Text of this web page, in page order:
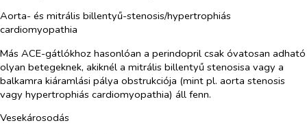
Aorta- és mitrális billentyű-stenosis/hypertrophiás
cardiomyopathia
Más ACE-gátlókhoz hasonlóan a perindopril csak óvatosan adható
olyan betegeknek, akiknél a mitrális billentyű stenosisa vagy a
balkamra kiáramlási pálya obstrukciója (mint pl. aorta stenosis
vagy hypertrophiás cardiomyopathia) áll fenn.
Vesekárosodás